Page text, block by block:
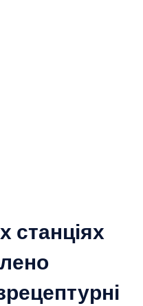
станціях